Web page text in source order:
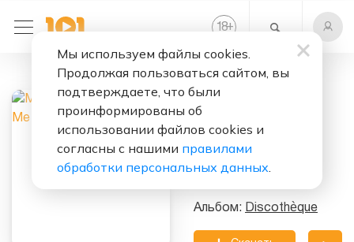
18+
You To Me Are
Everything
Альбом: Discothèque
Мы используем файлы cookies.
Продолжая пользоваться сайтом, вы
подтверждаете, что были
проинформированы об
использовании файлов cookies и
согласны с нашими правилами
обработки персональных данных.